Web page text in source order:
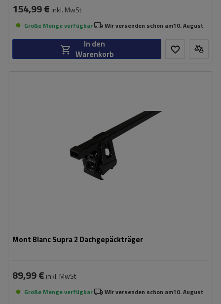
154,99 € inkl. MwSt
Große Menge verfügbar Wir versenden schon am10. August
In den
Warenkorb
Mont Blanc Supra 2 Dachgepäckträger
89,99 € inkl. MwSt
Große Menge verfügbar Wir versenden schon am10. August